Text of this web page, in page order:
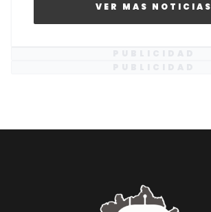
VER MAS NOTICIAS